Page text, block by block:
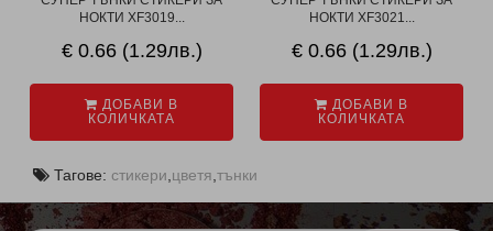
НОКТИ XF3019...
€ 0.66 (1.29лв.)
ДОБАВИ В
КОЛИЧКАТА
НОКТИ XF3021...
€ 0.66 (1.29лв.)
ДОБАВИ В
КОЛИЧКАТА
Тагове: стикери цветя тънки